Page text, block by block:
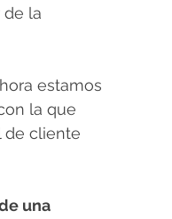
de la
estamos
la que
de cliente
una